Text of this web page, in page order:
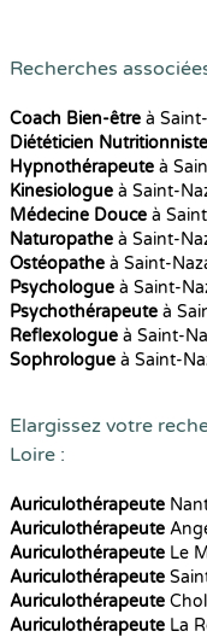
Recherches
Coach Bien-être à
Diététicien Nutritionniste
Hypnothérapeute à
Kinesiologue à Saint-
Médecine Douce à
Naturopathe à Saint-
Ostéopathe à Saint-
Psychologue à Saint-
Psychothérapeute à
Reflexologue à Saint-
Sophrologue à Saint-
Elargissez votre
Loire :
Auriculothérapeute
Auriculothérapeute
Auriculothérapeute Le
Auriculothérapeute
Auriculothérapeute
Auriculothérapeute La